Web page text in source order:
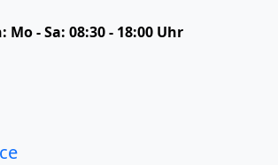
Mo - Sa: 08:30 - 18:00 Uhr